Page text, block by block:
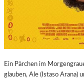
Ein Pärchen im
glauben, Ale (Istaso Arana)